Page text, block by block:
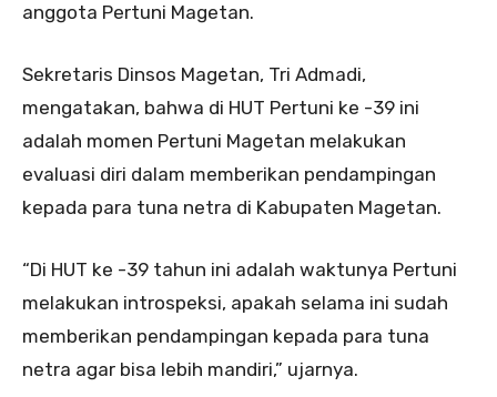
anggota Pertuni Magetan.
Sekretaris Dinsos Magetan, Tri Admadi,
mengatakan, bahwa di HUT Pertuni ke -39 ini
adalah momen Pertuni Magetan melakukan
evaluasi diri dalam memberikan pendampingan
kepada para tuna netra di Kabupaten Magetan.
“Di HUT ke -39 tahun ini adalah waktunya Pertuni
melakukan introspeksi, apakah selama ini sudah
memberikan pendampingan kepada para tuna
netra agar bisa lebih mandiri,” ujarnya.